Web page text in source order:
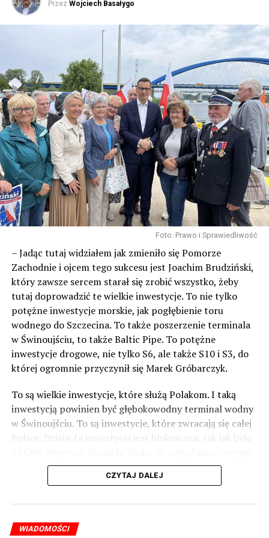
POWIĄZANE TEMATY: WOLIN
Wolin przystąpił do spółki „Społeczna Inicjatywa
Mieszkaniowa – KZN Zachodniopomorskie”
NIE PRZEGAP
Będzie podwyżka cen wody w gminie Wolin. „100 proc. w
górę?”
Przez Wojciech Basałygo
Foto: Prawo i Sprawiedliwość
– Jadąc tutaj widziałem jak zmieniło się Pomorze
Zachodnie i ojcem tego sukcesu jest Joachim Brudziński,
który zawsze sercem starał się zrobić wszystko, żeby
tutaj doprowadzić te wielkie inwestycje. To nie tylko
potężne inwestycje morskie, jak pogłębienie toru
wodnego do Szczecina. To także poszerzenie terminala
w Świnoujściu, to także Baltic Pipe. To potężne
inwestycje drogowe, nie tylko S6, ale także S10 i S3, do
której ogromnie przyczynił się Marek Gróbarczyk.
To są wielkie inwestycje, które służą Polakom. I taką
inwestycją powinien być głębokowodny terminal wodny
w Świnoujściu. To są inwestycje, które zwracają się całej
Polsce. Dzisiaj ta inwestycja jest blokowana, tak jak było
odblokowania CPK.
wykorzystać wspaniały potencjał Zachodniego Pomorza,
o którym śp. Lech Kaczyński powiedział, że jest naszą
CZYTAJ DALEJ
WIADOMOŚCI